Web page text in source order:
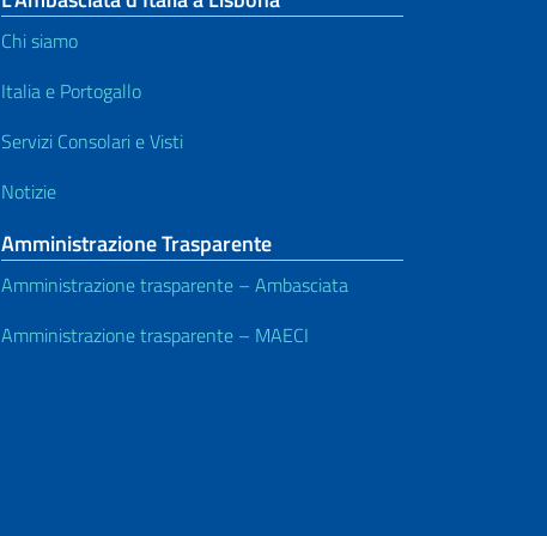
Chi siamo
Italia e Portogallo
Servizi Consolari e Visti
Notizie
Amministrazione Trasparente
Amministrazione trasparente – Ambasciata
Amministrazione trasparente – MAECI